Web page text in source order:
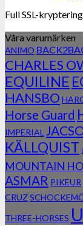
Full SSL-
Våra varumärken
ANIMO
CHARLES
EQUILINE
HANSBO
Horse Guard
IMPERIAL
KÄLLQUIST
MOUNTAIN
ASMAR PIKEUR
CRUZ
THREE-HORSES